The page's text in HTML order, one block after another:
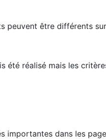
peuvent être différents
été réalisé mais les
importantes dans les